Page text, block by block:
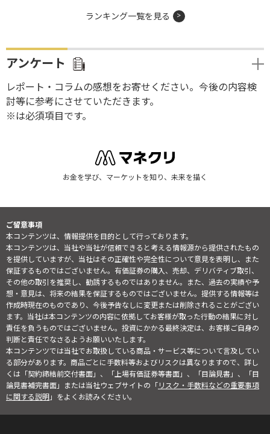
ランキング一覧を見る
アンケート
レポート・コラムの感想をお寄せください。今後の内容検
討等に参考にさせていただきます。
※は必須項目です。
お金を学び、マーケットを知り、未来を描く
ご留意事項
本コンテンツは、情報提供を目的として行っております。
本コンテンツは、当社や当社が信頼できると考える情報源から提供されたもの
を提供していますが、当社はその正確性や完全性について意見を表明し、また
保証するものではございません。有価証券の購入、売却、デリバティブ取引、
その他の取引を推奨し、勧誘するものではありません。また、過去の実績や予
想・意見は、将来の結果を保証するものではございません。提供する情報等は
作成時現在のものであり、今後予告なしに変更または削除されることがござい
ます。当社は本コンテンツの内容に依拠してお客様が取った行動の結果に対し
責任を負うものではございません。投資にかかる最終決定は、お客様ご自身の
判断と責任でなさるようお願いいたします。
本コンテンツでは当社でお取扱している商品・サービス等について言及してい
る部分があります。商品ごとに手数料等およびリスクは異なりますので、詳し
くは「契約締結前交付書面」、「上場有価証券等書面」、「目論見書」、「目
論見書補完書面」または当社ウェブサイトの「リスク・手数料などの重要事項
に関する説明」をよくお読みください。